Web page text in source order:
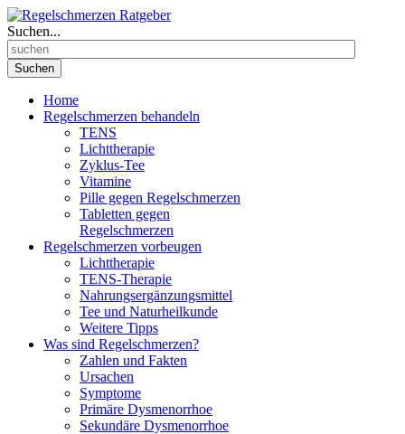
Suchen...
Suchen
Home
Regelschmerzen behandeln
TENS
Lichttherapie
Zyklus-Tee
Vitamine
Pille gegen Regelschmerzen
Tabletten gegen
Regelschmerzen
Regelschmerzen vorbeugen
Lichttherapie
TENS-Therapie
Nahrungsergänzungsmittel
Tee und Naturheilkunde
Weitere Tipps
Was sind Regelschmerzen?
Zahlen und Fakten
Ursachen
Symptome
Primäre Dysmenorrhoe
Sekundäre Dysmenorrhoe